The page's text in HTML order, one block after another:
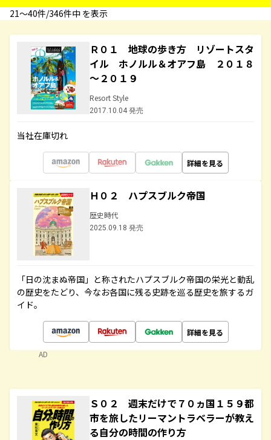
21〜40件/346件中 を表示
Ｒ０１ 地球の歩き方 リゾートスタ
イル ホノルル＆オアフ島 ２０１８
～２０１９
Resort Style
2017.10.04 発売
当社在庫切れ
詳細を見る
Ｈ０２ ハプスブルク帝国
歴史時代
2025.09.18 発売
「日の沈まぬ帝国」と称されたハプスブルク帝国の栄光と動乱
の歴史をたどり、今なお各国に残る史跡を巡る歴史を旅するガ
イド。
詳細を見る
AD
Ｓ０２ 週末だけで７０ヵ国１５９都
市を旅したリーマントラベラーが教え
る自分の時間の作り方